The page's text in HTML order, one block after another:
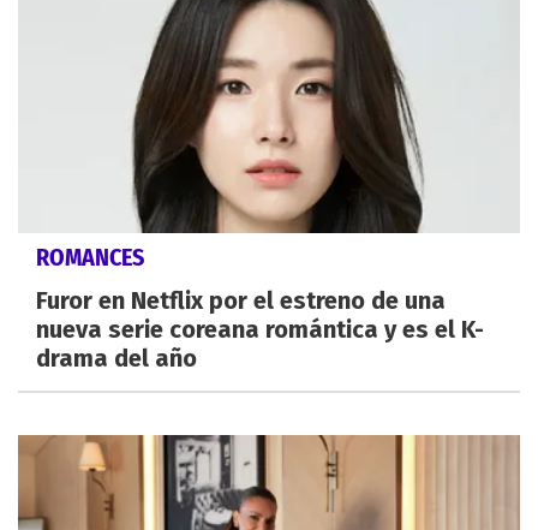
ROMANCES
Furor en Netflix por el estreno de una
nueva serie coreana romántica y es el K-
drama del año